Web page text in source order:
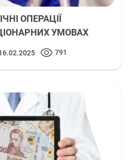
ОПЕРАЦІЇ
УМОВАХ
791